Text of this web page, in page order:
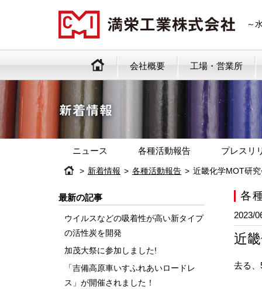
～
会社概要 工場・営業所
ニュース 各種活動報告 プレスリ
新着情報 各種活動報告 近畿化学MOT研
最新の記事
ウイルスなどの吸着性が高い新タイプ
の活性炭を開発
加茂大祭に参加しました!
「吉備高原車いすふれあいロードレ
ス」が開催されました！
各
2023/
近
去る